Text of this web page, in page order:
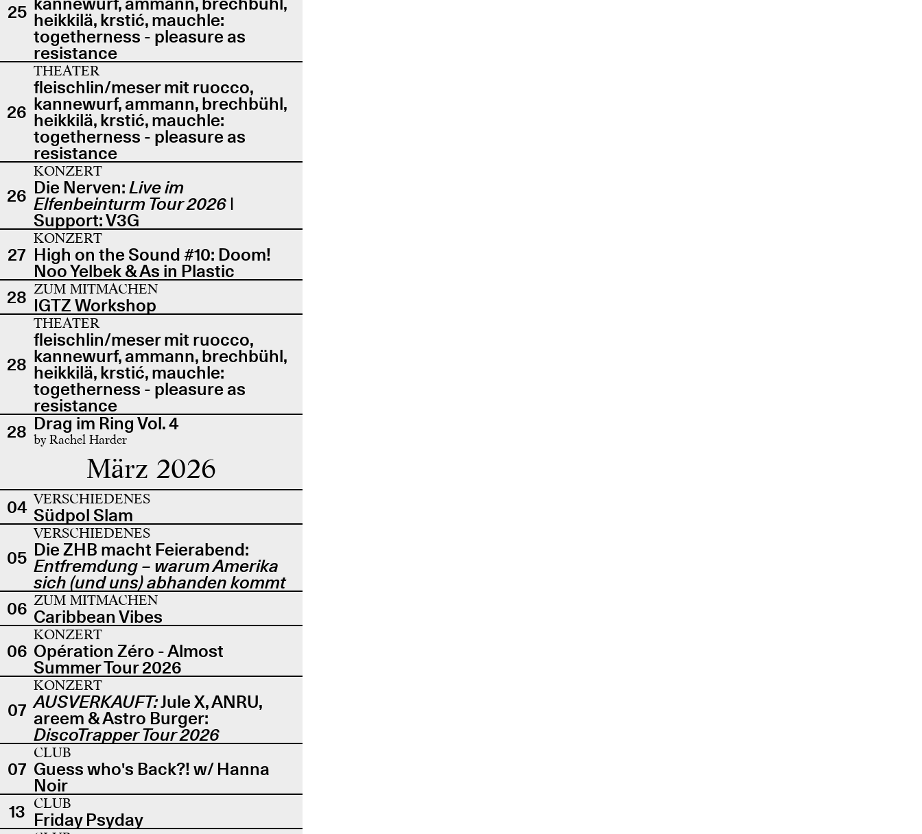
25 heikkilä, krstić, mauchle:
togetherness - pleasure as
resistance
26
THEATER
fleischlin/meser mit ruocco,
kannewurf, ammann, brechbühl,
heikkilä, krstić, mauchle:
togetherness - pleasure as
resistance
26
KONZERT
Die Nerven:Live im
Elfenbeinturm Tour 2026 |
Support: V3G
27
KONZERT
High on the Sound #10: Doom!
Noo Yelbek & As in Plastic
28 ZUM MITMACHEN
IGTZ Workshop
28
THEATER
fleischlin/meser mit ruocco,
kannewurf, ammann, brechbühl,
heikkilä, krstić, mauchle:
togetherness - pleasure as
resistance
28 Drag im Ring Vol. 4
by Rachel Harder
März 2026
04 VERSCHIEDENES
Südpol Slam
05
VERSCHIEDENES
Die ZHB macht Feierabend:
Entfremdung – warum Amerika
sich (und uns) abhanden kommt
06 ZUM MITMACHEN
Caribbean Vibes
06
KONZERT
Opération Zéro - Almost
Summer Tour 2026
07
KONZERT
AUSVERKAUFT:Jule X, ANRU,
areem & Astro Burger:
DiscoTrapper Tour 2026
07
CLUB
Guess who's Back?! w/ Hanna
Noir
13 CLUB
Friday Psyday